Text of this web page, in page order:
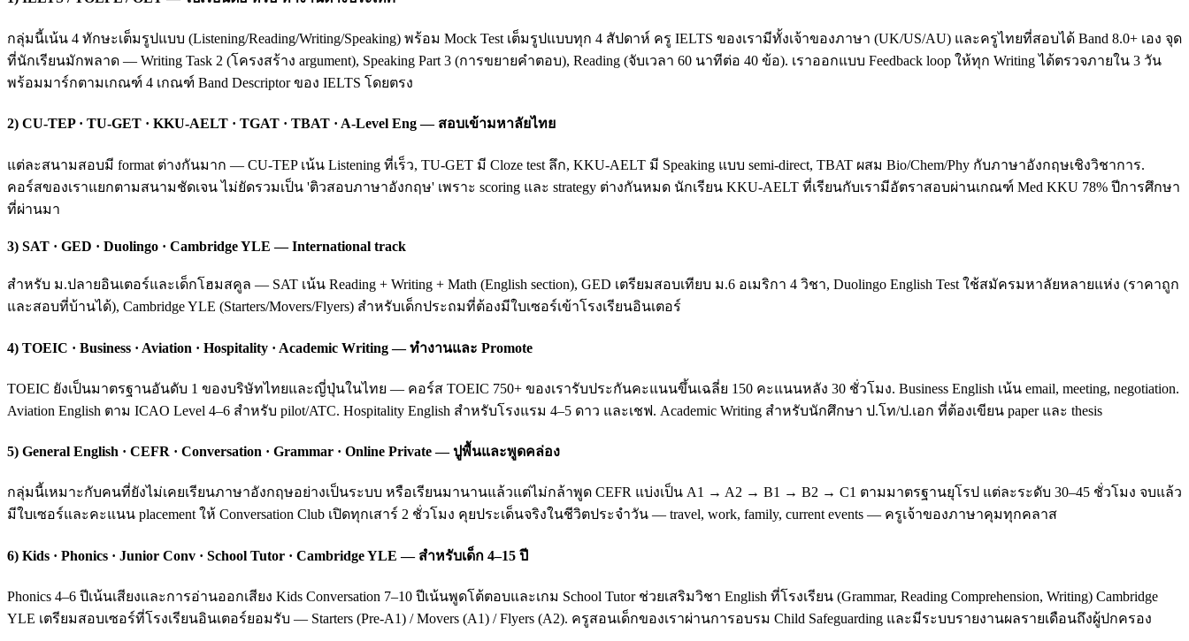
กลุ่มนี้เน้น 4 ทักษะเต็มรูปแบบ (Listening/Reading/Writing/Speaking) พร้อม Mock Test เต็มรูปแบบทุก 4 สัปดาห์ ครู IELTS ของเรามีทั้งเจ้าของภาษา (UK/US/AU) และครูไทยที่สอบได้ Band 8.0+ เอง จุด
ที่นักเรียนมักพลาด — Writing Task 2 (โครงสร้าง argument), Speaking Part 3 (การขยายคำตอบ), Reading (จับเวลา 60 นาทีต่อ 40 ข้อ). เราออกแบบ Feedback loop ให้ทุก Writing ได้ตรวจภายใน 3 วัน
พร้อมมาร์กตามเกณฑ์ 4 เกณฑ์ Band Descriptor ของ IELTS โดยตรง
2) CU-TEP · TU-GET · KKU-AELT · TGAT · TBAT · A-Level Eng — สอบเข้ามหาลัยไทย
แต่ละสนามสอบมี format ต่างกันมาก — CU-TEP เน้น Listening ที่เร็ว, TU-GET มี Cloze test ลึก, KKU-AELT มี Speaking แบบ semi-direct, TBAT ผสม Bio/Chem/Phy กับภาษาอังกฤษเชิงวิชาการ.
คอร์สของเราแยกตามสนามชัดเจน ไม่ยัดรวมเป็น 'ติวสอบภาษาอังกฤษ' เพราะ scoring และ strategy ต่างกันหมด นักเรียน KKU-AELT ที่เรียนกับเรามีอัตราสอบผ่านเกณฑ์ Med KKU 78% ปีการศึกษา
ที่ผ่านมา
3) SAT · GED · Duolingo · Cambridge YLE — International track
สำหรับ ม.ปลายอินเตอร์และเด็กโฮมสคูล — SAT เน้น Reading + Writing + Math (English section), GED เตรียมสอบเทียบ ม.6 อเมริกา 4 วิชา, Duolingo English Test ใช้สมัครมหาลัยหลายแห่ง (ราคาถูก
และสอบที่บ้านได้), Cambridge YLE (Starters/Movers/Flyers) สำหรับเด็กประถมที่ต้องมีใบเซอร์เข้าโรงเรียนอินเตอร์
4) TOEIC · Business · Aviation · Hospitality · Academic Writing — ทำงานและ Promote
TOEIC ยังเป็นมาตรฐานอันดับ 1 ของบริษัทไทยและญี่ปุ่นในไทย — คอร์ส TOEIC 750+ ของเรารับประกันคะแนนขึ้นเฉลี่ย 150 คะแนนหลัง 30 ชั่วโมง. Business English เน้น email, meeting, negotiation.
Aviation English ตาม ICAO Level 4–6 สำหรับ pilot/ATC. Hospitality English สำหรับโรงแรม 4–5 ดาว และเชฟ. Academic Writing สำหรับนักศึกษา ป.โท/ป.เอก ที่ต้องเขียน paper และ thesis
5) General English · CEFR · Conversation · Grammar · Online Private — ปูพื้นและพูดคล่อง
กลุ่มนี้เหมาะกับคนที่ยังไม่เคยเรียนภาษาอังกฤษอย่างเป็นระบบ หรือเรียนมานานแล้วแต่ไม่กล้าพูด CEFR แบ่งเป็น A1 → A2 → B1 → B2 → C1 ตามมาตรฐานยุโรป แต่ละระดับ 30–45 ชั่วโมง จบแล้ว
มีใบเซอร์และคะแนน placement ให้ Conversation Club เปิดทุกเสาร์ 2 ชั่วโมง คุยประเด็นจริงในชีวิตประจำวัน — travel, work, family, current events — ครูเจ้าของภาษาคุมทุกคลาส
6) Kids · Phonics · Junior Conv · School Tutor · Cambridge YLE — สำหรับเด็ก 4–15 ปี
Phonics 4–6 ปีเน้นเสียงและการอ่านออกเสียง Kids Conversation 7–10 ปีเน้นพูดโต้ตอบและเกม School Tutor ช่วยเสริมวิชา English ที่โรงเรียน (Grammar, Reading Comprehension, Writing) Cambridge
YLE เตรียมสอบเซอร์ที่โรงเรียนอินเตอร์ยอมรับ — Starters (Pre-A1) / Movers (A1) / Flyers (A2). ครูสอนเด็กของเราผ่านการอบรม Child Safeguarding และมีระบบรายงานผลรายเดือนถึงผู้ปกครอง